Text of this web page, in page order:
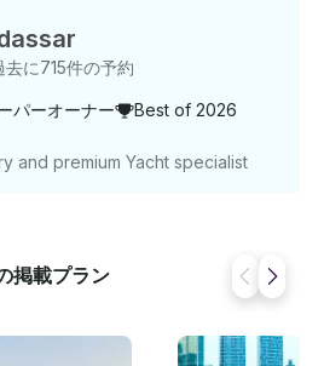
去に715件の予約
パーオーナー Best of 2026
and premium Yacht specialist
掲載プラン